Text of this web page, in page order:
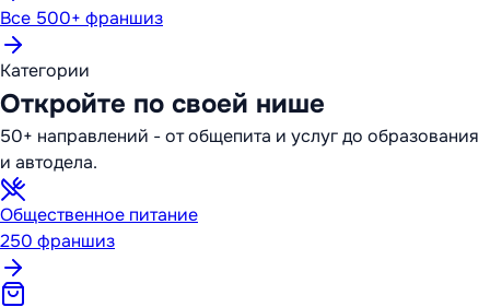
Все 500+ франшиз
Категории
Откройте по своей нише
50+ направлений - от общепита и услуг до образования
и автодела.
Общественное питание
250 франшиз